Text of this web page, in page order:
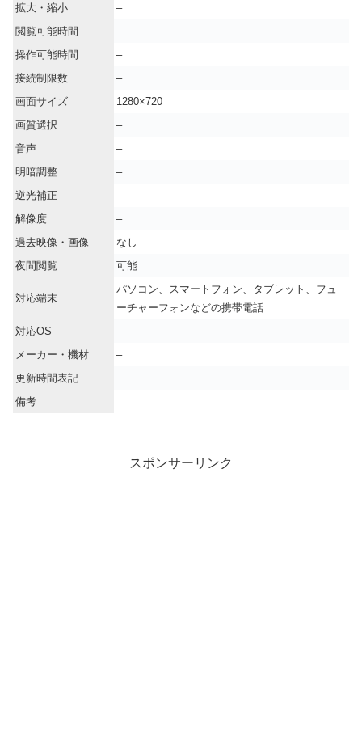
拡大・縮小
–
閲覧可能時間
–
操作可能時間
–
接続制限数
–
画面サイズ
1280×720
画質選択
–
音声
–
明暗調整
–
逆光補正
–
解像度
–
過去映像・画像
なし
夜間閲覧
可能
対応端末
パソコン、スマートフォン、タブレット、フュ
ーチャーフォンなどの携帯電話
対応OS
–
メーカー・機材
–
更新時間表記
備考
スポンサーリンク